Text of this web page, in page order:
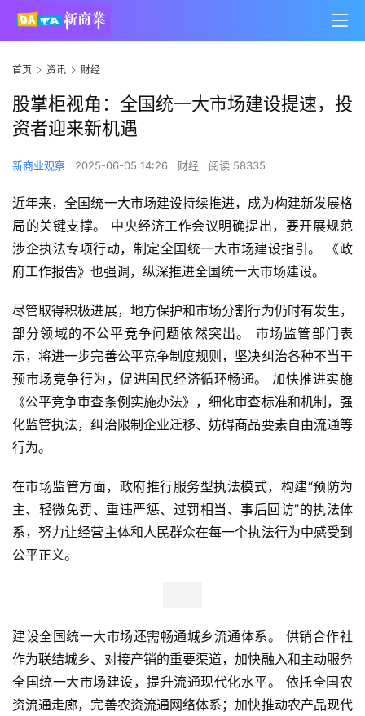
首页 资讯 财经
股掌柜视角：全国统一大市场建设提速，投
资者迎来新机遇
新商业观察 2025-06-05 14:26 财经 阅读 58335
近年来，全国统一大市场建设持续推进，成为构建新发展格
局的关键支撑。 中央经济工作会议明确提出，要开展规范
涉企执法专项行动，制定全国统一大市场建设指引。 《政
府工作报告》也强调，纵深推进全国统一大市场建设。
尽管取得积极进展，地方保护和市场分割行为仍时有发生，
部分领域的不公平竞争问题依然突出。 市场监管部门表
示，将进一步完善公平竞争制度规则，坚决纠治各种不当干
预市场竞争行为，促进国民经济循环畅通。 加快推进实施
《公平竞争审查条例实施办法》，细化审查标准和机制，强
化监管执法，纠治限制企业迁移、妨碍商品要素自由流通等
行为。
在市场监管方面，政府推行服务型执法模式，构建“预防为
主、轻微免罚、重违严惩、过罚相当、事后回访”的执法体
系，努力让经营主体和人民群众在每一个执法行为中感受到
公平正义。
建设全国统一大市场还需畅通城乡流通体系。 供销合作社
作为联结城乡、对接产销的重要渠道，加快融入和主动服务
全国统一大市场建设，提升流通现代化水平。 依托全国农
资流通走廊，完善农资流通网络体系；加快推动农产品现代